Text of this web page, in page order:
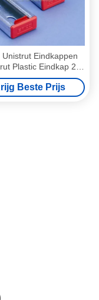
Unistrut Eindkappen
Plastic Eindkap 25
mm 48 mm
Beste Prijs